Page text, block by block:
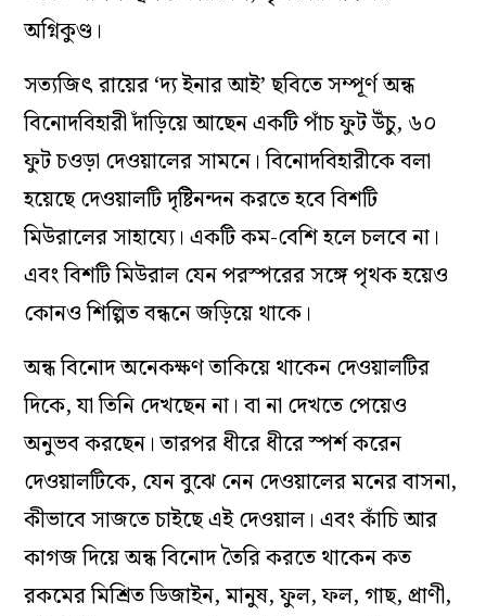
অগ্নিকুণ্ড।
সত‌্যজিৎ রায়ের ‘দ‌্য ইনার আই’ ছবিতে সম্পূর্ণ অন্ধ
বিনোদবিহারী দাঁড়িয়ে আছেন একটি পাঁচ ফুট উঁচু, ৬০
ফুট চওড়া দেওয়ালের সামনে। বিনোদবিহারীকে বলা
হয়েছে দেওয়ালটি দৃষ্টিনন্দন করতে হবে বিশটি
মিউরালের সাহায‌্যে। একটি কম-বেশি হলে চলবে না।
এবং বিশটি মিউরাল যেন পরস্পরের সঙ্গে পৃথক হয়েও
কোনও শিল্পিত বন্ধনে জড়িয়ে থাকে।
অন্ধ বিনোদ অনেকক্ষণ তাকিয়ে থাকেন দেওয়ালটির
দিকে, যা তিনি দেখছেন না। বা না দেখতে পেয়েও
অনুভব করছেন। তারপর ধীরে ধীরে স্পর্শ করেন
দেওয়ালটিকে, যেন বুঝে নেন দেওয়ালের মনের বাসনা,
কীভাবে সাজতে চাইছে এই দেওয়াল। এবং কাঁচি আর
কাগজ দিয়ে অন্ধ বিনোদ তৈরি করতে থাকেন কত
রকমের মিশ্রিত ডিজাইন, মানুষ, ফুল, ফল, গাছ, প্রাণী,